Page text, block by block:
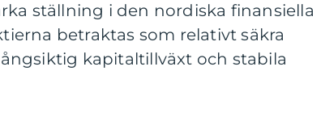
ställning i den nordiska finansiella
betraktas som relativt säkra
kapitaltillväxt och stabila